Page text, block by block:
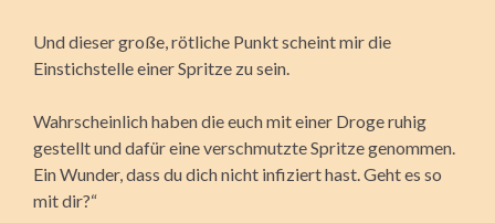
Und dieser große, rötliche Punkt scheint mir die
Einstichstelle einer Spritze zu sein.
Wahrscheinlich haben die euch mit einer Droge ruhig
gestellt und dafür eine verschmutzte Spritze genommen.
Ein Wunder, dass du dich nicht infiziert hast. Geht es so
mit dir?“